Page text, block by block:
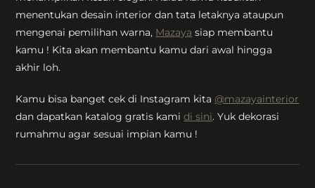
menentukan desain interior dan tata letaknya ataupun
mengenai pemilihan warna, Mazaya siap membantu
kamu ! Kita akan membantu kamu dari awal hingga
akhir loh.
Kamu bisa banget cek di Instagram kita @mazayainterior
dan dapatkan katalog gratis kamidi sini. Yuk dekorasi
rumahmu agar sesuai impian kamu !